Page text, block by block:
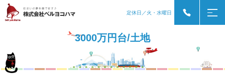
定休日／火・水曜日
3000万円台/土地